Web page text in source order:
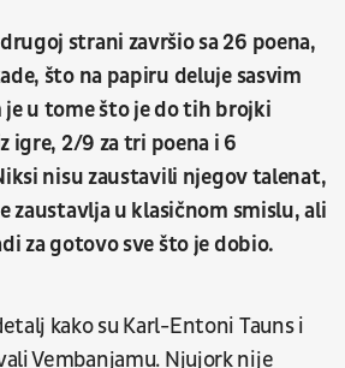
strani završio sa 26 poena,
što na papiru deluje sasvim
u tome što je do tih brojki
igre, 2/9 za tri poena i 6
nisu zaustavili njegov talenat,
zaustavlja u klasičnom smislu, ali
za gotovo sve što je dobio.
kako su Karl-Entoni Tauns i
Vembanjamu. Njujork nije